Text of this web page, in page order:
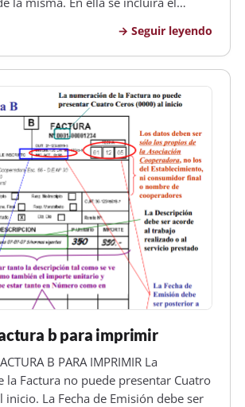
Utilización de la factura La
al consumidor g…
Seguir leyendo
b para imprimir
B PARA IMPRIMIR La
la Factura no puede presentar Cuatro
inicio. La Fecha de Emisión debe ser